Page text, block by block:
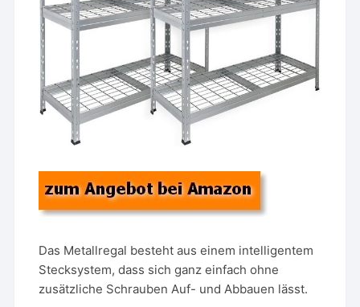
Das Metallregal besteht aus einem intelligentem
Stecksystem, dass sich ganz einfach ohne
zusätzliche Schrauben Auf- und Abbauen lässt.